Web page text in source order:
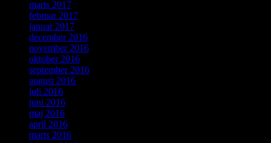
marts 2017
februar 2017
januar 2017
december 2016
november 2016
oktober 2016
september 2016
august 2016
juli 2016
juni 2016
maj 2016
april 2016
marts 2016